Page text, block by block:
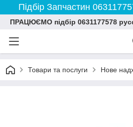
Підбір Запчастин
ПРАЦЮЄМО підбір 0631177578
Товари та послуги Нове